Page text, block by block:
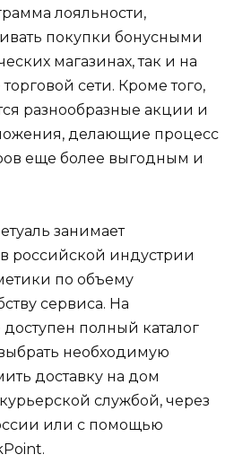
лояльности,
покупки бонусными
магазинах, так и на
сети. Кроме того,
разнообразные акции и
делающие процесс
еще более выгодным и
занимает
российской индустрии
по объему
сервиса. На
полный каталог
необходимую
доставку на дом
службой, через
или с помощью